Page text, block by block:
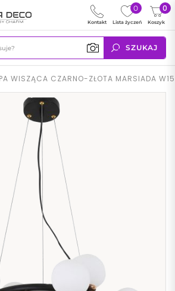
SZUKAJ
0
Koszyk
0
Lista życzeń
Kontakt
WISZĄCA CZARNO-ZŁOTA MARSIADA W15